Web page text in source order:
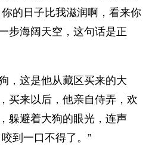
的日子比我滋润啊，看来你
步海阔天空，这句话是正
，这是他从藏区买来的大
买来以后，他亲自侍弄，欢
躲避着大狗的眼光，连声
到一口不得了。”